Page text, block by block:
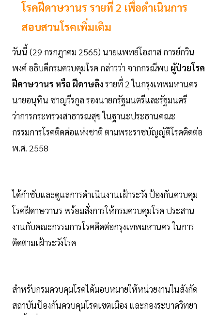
โรคฝีดาษวานร รายที่ 2 เพื่อดำเนินการ
สอบสวนโรคเพิ่มเติม
วันนี้ (29 กรกฎาคม 2565) นายแพทย์โอภาส การย์กวิน
พงศ์ อธิบดีกรมควบคุมโรค กล่าวว่า จากกรณีพบ ผู้ป่วยโรค
ฝีดาษวานร หรือ ฝีดาษลิง รายที่ 2 ในกรุงเทพมหานคร
นายอนุทิน ชาญวีรกูล รองนายกรัฐมนตรีและรัฐมนตรี
ว่าการกระทรวงสาธารณสุข ในฐานะประธานคณะ
กรรมการโรคติดต่อแห่งชาติ ตามพระราชบัญญัติโรคติดต่อ
พ.ศ. 2558
ได้กำชับและดูแลการดำเนินงานเฝ้าระวัง ป้องกันควบคุม
โรคฝีดาษวานร พร้อมสั่งการให้กรมควบคุมโรค ประสาน
งานกับคณะกรรมการโรคติดต่อกรุงเทพมหานคร ในการ
ติดตามเฝ้าระวังโรค
สำหรับกรมควบคุมโรคได้มอบหมายให้หน่วยงานในสังกัด
สถาบันป้องกันควบคุมโรคเขตเมือง และกองระบาดวิทยา